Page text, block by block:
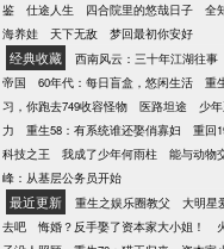
鉴
仕途人生 四合院里的悠哉日子 全
海养娃
天下无敌 梦回最初你安好
经典收藏 西南风云：三十年江湖往事
帝国
60年代：每日盲盒，悠闲生活 重
习，你跑去749收容怪物
医路坦途 少
力
重生58：有系统谁还娶俏寡妇 重回
科技之王
我成了少年何雨柱 能与动物
峰：从基层公务员开始
最近更新 重生之娱乐圈教父 大明星
去吧
悔婚？反手娶了资本家大小姐！